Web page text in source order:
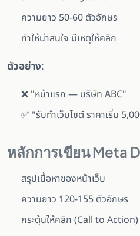
ความยาว 50-60 ตัวอักษร
ทำให้น่าสนใจ มีเหตุให้คลิก
ตัวอย่าง:
❌ "หน้าแรก — บริษัท ABC"
✅ "รับทำเว็บไซต์ ราคาเริ่ม
หลักการเขียน Meta
สรุปเนื้อหาของหน้าเว็บ
ความยาว 120-155 ตัวอักษร
กระตุ้นให้คลิก (Call to Action)